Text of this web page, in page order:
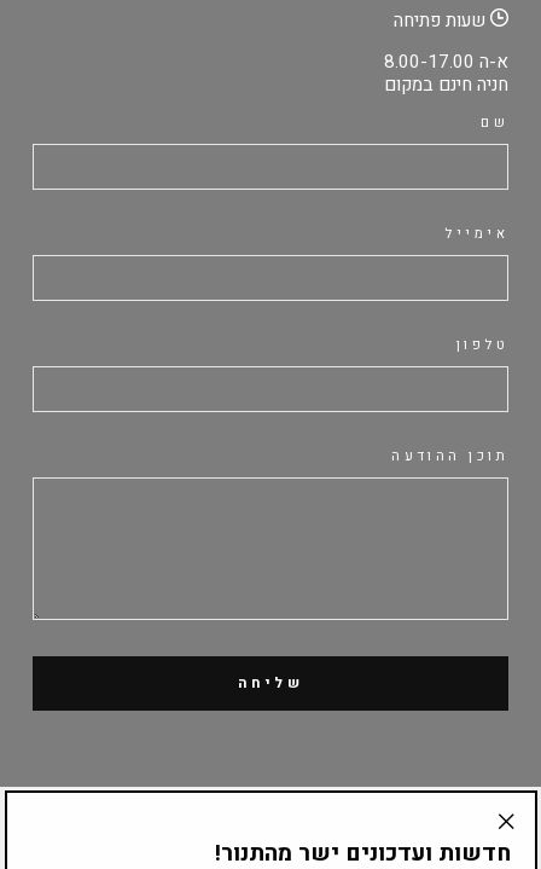
שעות פתיחה
א-ה 8.00-17.00
חניה חינם במקום
שם
אימייל
טלפון
תוכן ההודעה
שליחה
קטלוג מוצרים
חדשות ועדכונים ישר מהתנור!
"Translation